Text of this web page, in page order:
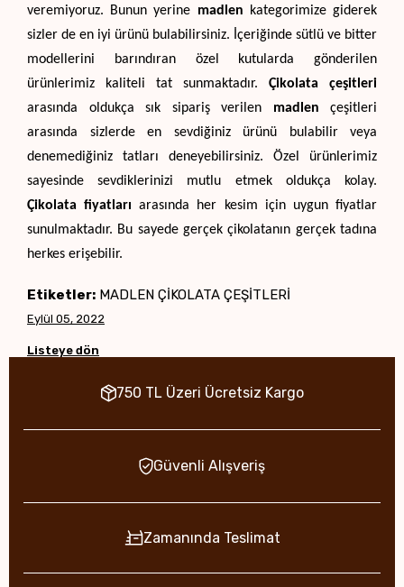
veremiyoruz. Bunun yerine madlen kategorimize giderek
sizler de en iyi ürünü bulabilirsiniz. İçeriğinde sütlü ve bitter
modellerini barındıran özel kutularda gönderilen
ürünlerimiz kaliteli tat sunmaktadır. Çikolata çeşitleri
arasında oldukça sık sipariş verilen madlen çeşitleri
arasında sizlerde en sevdiğiniz ürünü bulabilir veya
denemediğiniz tatları deneyebilirsiniz. Özel ürünlerimiz
Çikolata fiyatları arasında her kesim için uygun fiyatlar
sunulmaktadır. Bu sayede gerçek çikolatanın gerçek tadına
herkes erişebilir.
Etiketler: MADLEN ÇİKOLATA ÇEŞİTLERİ
Eylül 05, 2022
Listeye dön
750 TL Üzeri Ücretsiz Kargo
Güvenli Alışveriş
Zamanında Teslimat